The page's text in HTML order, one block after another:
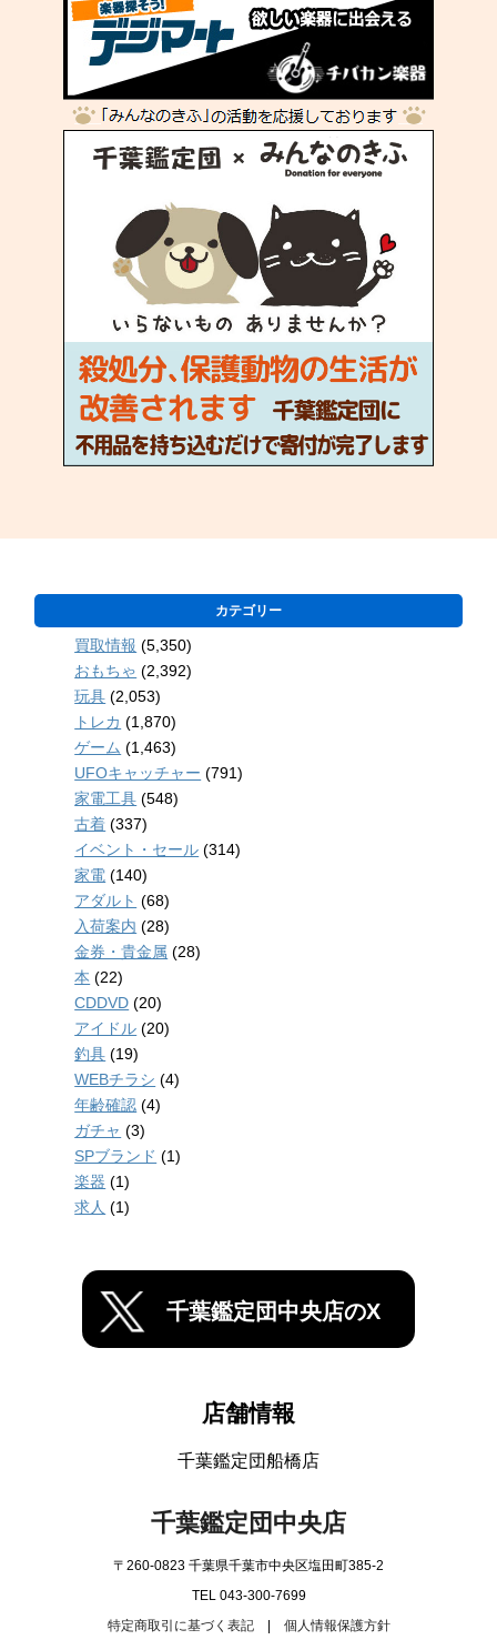
カテゴリー
買取情報 (5,350)
おもちゃ (2,392)
玩具 (2,053)
トレカ (1,870)
ゲーム (1,463)
UFOキャッチャー (791)
家電工具 (548)
古着 (337)
イベント・セール (314)
家電 (140)
アダルト (68)
入荷案内 (28)
金券・貴金属 (28)
本 (22)
CDDVD (20)
アイドル (20)
釣具 (19)
WEBチラシ (4)
年齢確認 (4)
ガチャ (3)
SPブランド (1)
楽器 (1)
求人 (1)
千葉鑑定団中央店のX
店舗情報
千葉鑑定団船橋店
千葉鑑定団中央店
〒260-0823 千葉県千葉市中央区塩田町385-2
TEL 043-300-7699
特定商取引に基づく表記| 個人情報保護方針